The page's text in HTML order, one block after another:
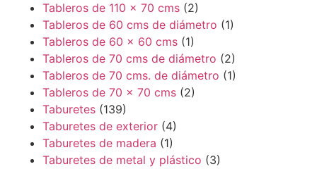
Tableros de 110 x 70 cms (2)
Tableros de 60 cms de diámetro (1)
Tableros de 60 x 60 cms (1)
Tableros de 70 cms de diámetro (2)
Tableros de 70 cms. de diámetro (1)
Tableros de 70 x 70 cms (2)
Taburetes (139)
Taburetes de exterior (4)
Taburetes de madera (1)
Taburetes de metal y plástico (3)